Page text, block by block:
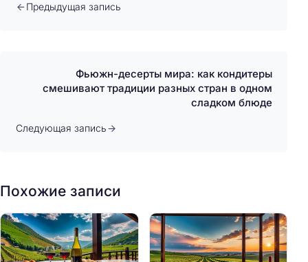
Предыдущая запись
Фьюжн-десерты мира: как кондитеры
смешивают традиции разных стран в одном
сладком блюде
Следующая запись
Похожие записи